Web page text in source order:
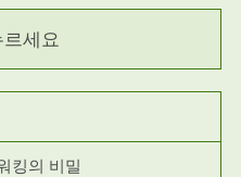
세요
킹의 비밀